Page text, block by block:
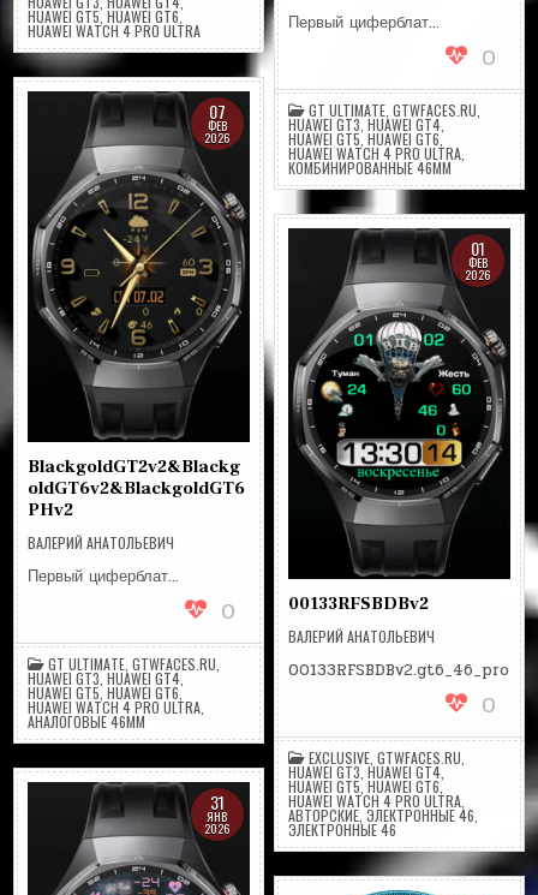
HUAWEI GT5,HUAWEI GT6,
HUAWEI WATCH 4 PRO ULTRA Первый циферблат…
0
GT ULTIMATE ,GTWFACES.RU
HUAWEI GT3 ,HUAWEI GT4
HUAWEI GT5,HUAWEI GT6,
HUAWEI WATCH 4 PRO ULTRA
КОМБИНИРОВАННЫЕ 46ММ
07
ФЕВ
2026
BlackgoldGT2v2&Blackg
oldGT6v2&BlackgoldGT6
PHv2
ВАЛЕРИЙ АНАТОЛЬЕВИЧ
Первый циферблат…
0
GT ULTIMATE ,GTWFACES.RU
HUAWEI GT3 ,HUAWEI GT4
HUAWEI GT5,HUAWEI GT6,
HUAWEI WATCH 4 PRO ULTRA
АНАЛОГОВЫЕ 46ММ
01
ФЕВ
2026
00133RFSBDBv2
ВАЛЕРИЙ АНАТОЛЬЕВИЧ
00133RFSBDBv2.gt6_46_pro
0
EXCLUSIVE ,GTWFACES.RU
HUAWEI GT3 ,HUAWEI GT4
HUAWEI GT5,HUAWEI GT6,
HUAWEI WATCH 4 PRO ULTRA
АВТОРСКИЕ ,ЭЛЕКТРОННЫЕ 46
ЭЛЕКТРОННЫЕ 46
31
ЯНВ
2026